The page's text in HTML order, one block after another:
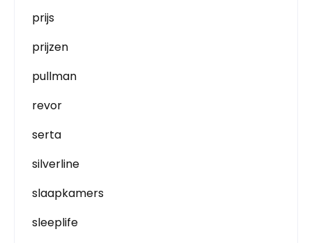
prijs
prijzen
pullman
revor
serta
silverline
slaapkamers
sleeplife